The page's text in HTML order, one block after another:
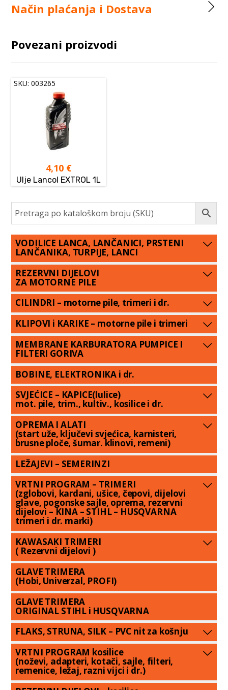
Način plaćanja i Dostava
Povezani proizvodi
SKU: 003265
4,10 €
Ulje Lancol EXTROL 1L
VODILICE LANCA, LANČANICI, PRSTENI
LANČANIKA, TURPIJE, LANCI
REZERVNI DIJELOVI
ZA MOTORNE PILE
CILINDRI – motorne pile, trimeri i dr.
KLIPOVI i KARIKE – motorne pile i trimeri
MEMBRANE KARBURATORA PUMPICE I
FILTERI GORIVA
BOBINE, ELEKTRONIKA i dr.
SVJEĆICE – KAPICE(lulice)
mot. pile, trim., kultiv., kosilice i dr.
OPREMA I ALATI
(start uže, ključevi svjećica, karnisteri,
brusne ploče, šumar. klinovi, remeni)
LEŽAJEVI – SEMERINZI
VRTNI PROGRAM – TRIMERI
(zglobovi, kardani, ušice, čepovi, dijelovi
glave, pogonske sajle, oprema, rezervni
dijelovi – KINA – STIHL – HUSQVARNA
trimeri i dr. marki)
KAWASAKI TRIMERI
( Rezervni dijelovi )
GLAVE TRIMERA
(Hobi, Univerzal, PROFI)
GLAVE TRIMERA
ORIGINAL STIHL i HUSQVARNA
FLAKS, STRUNA, SILK – PVC nit za košnju
VRTNI PROGRAM kosilice
(noževi, adapteri, kotači, sajle, filteri,
remenice, ležaj, razni vijci i dr.)